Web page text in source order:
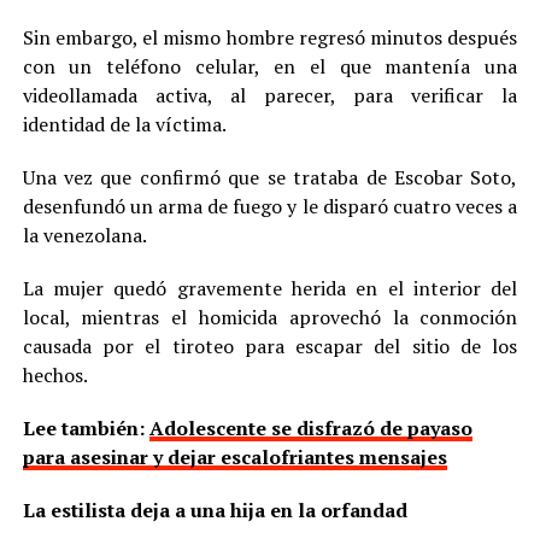
Sin embargo, el mismo hombre regresó minutos después
con un teléfono celular, en el que mantenía una
videollamada activa, al parecer, para verificar la
identidad de la víctima.
Una vez que confirmó que se trataba de Escobar Soto,
desenfundó un arma de fuego y le disparó cuatro veces a
la venezolana.
La mujer quedó gravemente herida en el interior del
local, mientras el homicida aprovechó la conmoción
causada por el tiroteo para escapar del sitio de los
hechos.
Lee también:Adolescente se disfrazó de payaso
para asesinar y dejar escalofriantes mensajes
La estilista deja a una hija en la orfandad